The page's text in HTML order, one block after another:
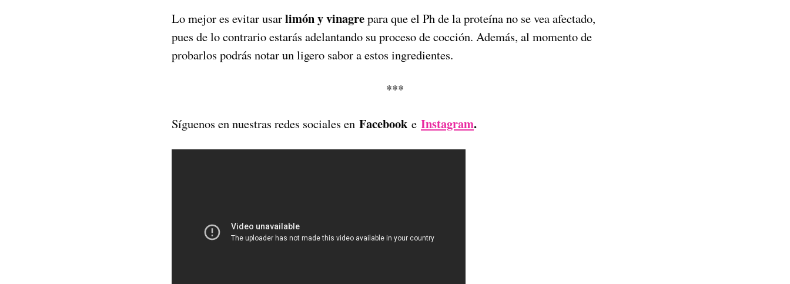
Lo mejor es evitar usarlimón y vinagrepara que el Ph de la proteína no se vea afectado,
pues de lo contrario estarás adelantando su proceso de cocción. Además, al momento de
probarlos podrás notar un ligero sabor a estos ingredientes.
***
Síguenos en nuestras redes sociales en Facebook e Instagram.